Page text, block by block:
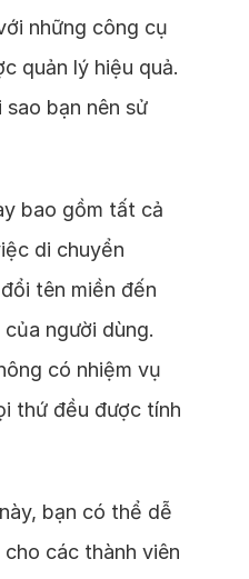
những công cụ
quản lý hiệu quả.
bạn nên sử
bao gồm tất cả
di chuyển
tên miền đến
người dùng.
có nhiệm vụ
thứ đều được tính
bạn có thể dễ
các thành viên